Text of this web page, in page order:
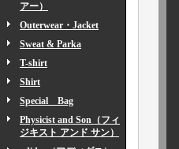
アー）
Outerwear・Jacket
Sweat & Parka
T-shirt
Shirt
Special Bag
Physicist and Son（フィ
ジキスト アンド サン）